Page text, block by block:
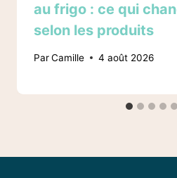
au frigo : ce qui
selon les produits
ParCamille 4 août 2026